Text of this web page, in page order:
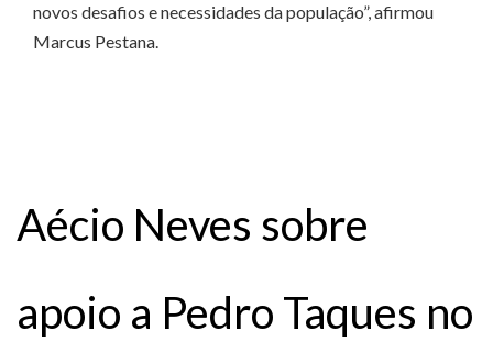
novos desafios e necessidades da população”, afirmou
Marcus Pestana.
Aécio Neves sobre
apoio a Pedro Taques no